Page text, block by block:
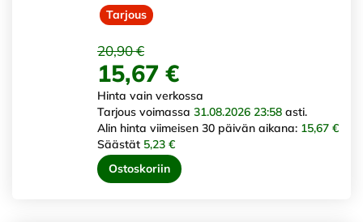
Tarjous
20,90 €
15,67 €
Hinta vain verkossa
Tarjous voimassa 31.08.2026 23:58 asti.
Alin hinta viimeisen 30 päivän aikana: 15,67 €
Säästät 5,23 €
Ostoskoriin